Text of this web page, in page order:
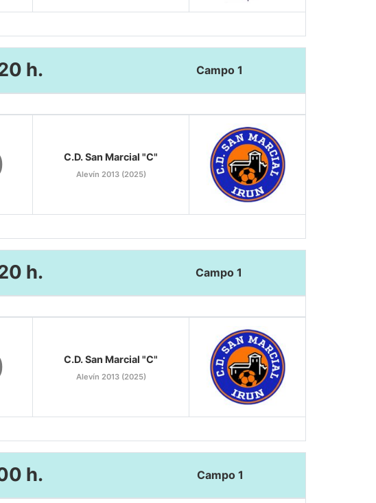
h. Campo 1
C.D. San Marcial "C"
Alevín 2013 (2025)
h. Campo 1
C.D. San Marcial "C"
Alevín 2013 (2025)
h. Campo 1